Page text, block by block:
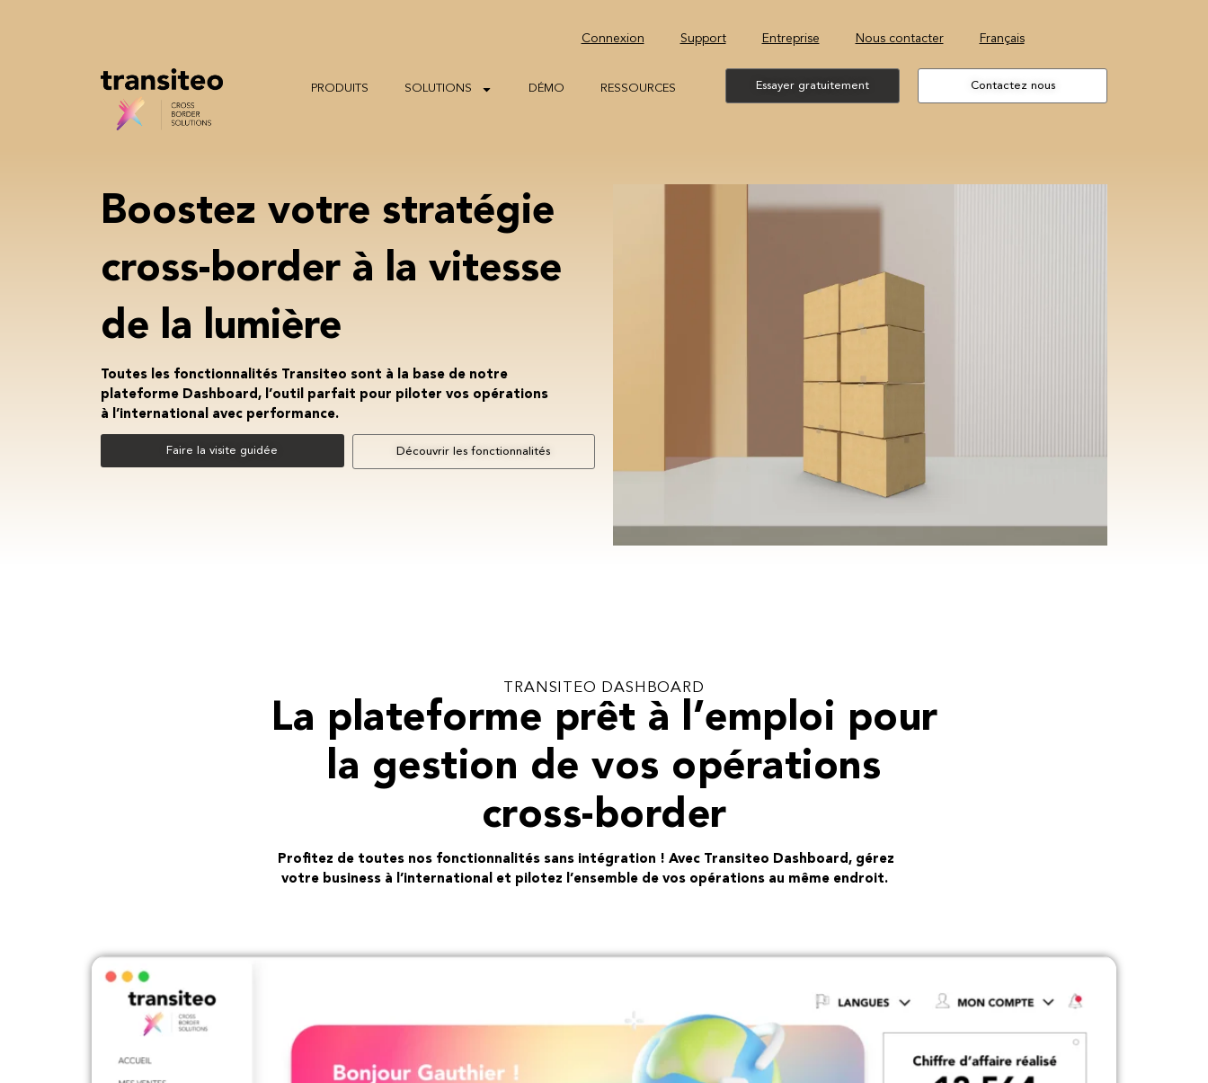
Connexion Support Entreprise Nous contacter Français
PRODUITS SOLUTIONS DÉMO RESSOURCES Essayer gratuitement Contactez nous
Boostez votre stratégie
cross-border à la vitesse
de la lumière
Toutes les fonctionnalités Transiteo sont à la base de notre
plateforme Dashboard, l’outil parfait pour piloter vos opérations
à l’international avec performance.
Faire la visite guidée Découvrir les fonctionnalités
TRANSITEO DASHBOARD
La plateforme prêt à l’emploi pour
la gestion de vos opérations
cross-border
Profitez de toutes nos fonctionnalités sans intégration ! Avec Transiteo Dashboard, gérez
votre business à l’international et pilotez l’ensemble de vos opérations au même endroit.